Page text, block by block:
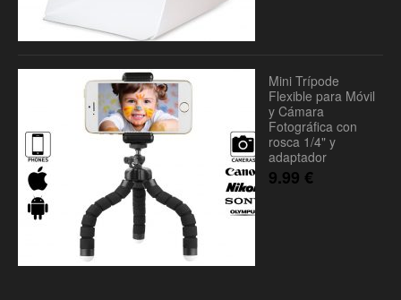
Mini Trípode
Flexible para Móvil
y Cámara
Fotográfica con
rosca 1/4" y
adaptador
9.99 €